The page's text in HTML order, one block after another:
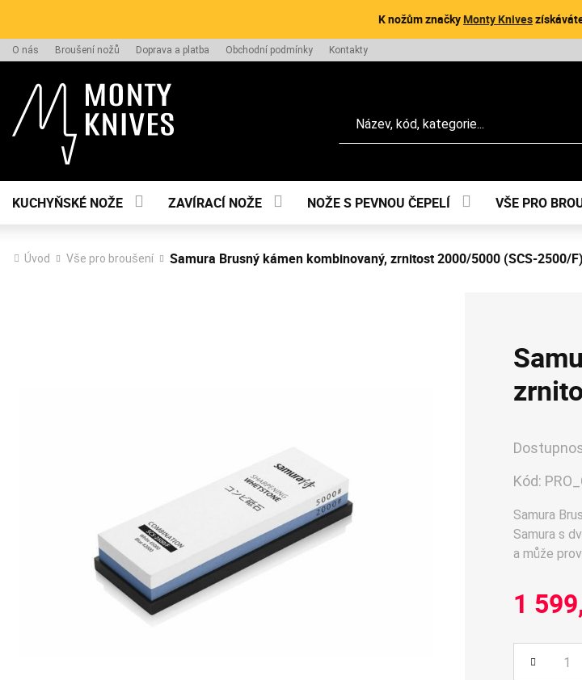
K nožům značkyMonty Knives
O nás Broušení nožů Doprava a platba Obchodní podmínky Kontakty
KUCHYŇSKÉ NOŽE ZAVÍRACÍ NOŽE NOŽE S PEVNOU ČEPELÍ VŠE PRO
Úvod Vše pro broušení Samura Brusný kámen kombinovaný, zrnitost 2000/5000 (SCS-2500/F)
Kód:
Samura
Samura s
a může
1
Počet